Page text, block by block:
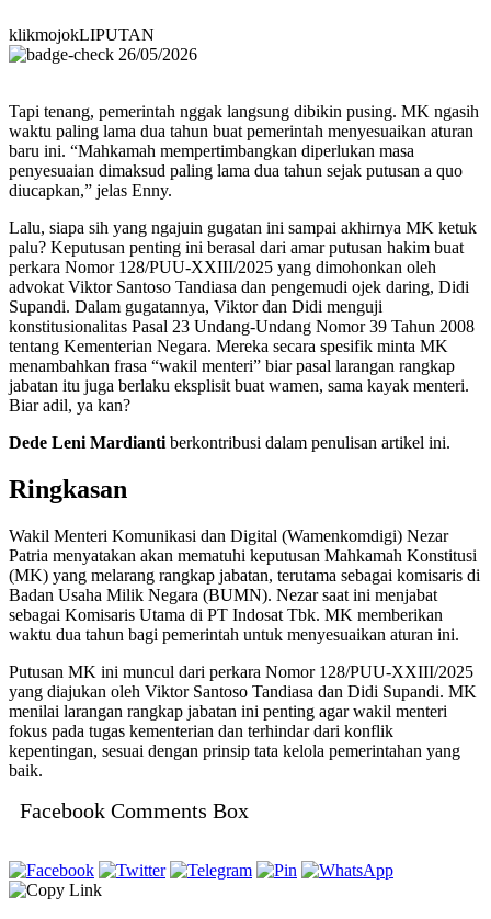
klikmojokLIPUTAN
26/05/2026
Tapi tenang, pemerintah nggak langsung dibikin pusing. MK ngasih
waktu paling lama dua tahun buat pemerintah menyesuaikan aturan
baru ini. “Mahkamah mempertimbangkan diperlukan masa
penyesuaian dimaksud paling lama dua tahun sejak putusan a quo
diucapkan,” jelas Enny.
Lalu, siapa sih yang ngajuin gugatan ini sampai akhirnya MK ketuk
palu? Keputusan penting ini berasal dari amar putusan hakim buat
perkara Nomor 128/PUU-XXIII/2025 yang dimohonkan oleh
advokat Viktor Santoso Tandiasa dan pengemudi ojek daring, Didi
Supandi. Dalam gugatannya, Viktor dan Didi menguji
konstitusionalitas Pasal 23 Undang-Undang Nomor 39 Tahun 2008
tentang Kementerian Negara. Mereka secara spesifik minta MK
menambahkan frasa “wakil menteri” biar pasal larangan rangkap
jabatan itu juga berlaku eksplisit buat wamen, sama kayak menteri.
Biar adil, ya kan?
Dede Leni Mardianti berkontribusi dalam penulisan artikel ini.
Ringkasan
Wakil Menteri Komunikasi dan Digital (Wamenkomdigi) Nezar
Patria menyatakan akan mematuhi keputusan Mahkamah Konstitusi
(MK) yang melarang rangkap jabatan, terutama sebagai komisaris di
Badan Usaha Milik Negara (BUMN). Nezar saat ini menjabat
sebagai Komisaris Utama di PT Indosat Tbk. MK memberikan
waktu dua tahun bagi pemerintah untuk menyesuaikan aturan ini.
Putusan MK ini muncul dari perkara Nomor 128/PUU-XXIII/2025
yang diajukan oleh Viktor Santoso Tandiasa dan Didi Supandi. MK
menilai larangan rangkap jabatan ini penting agar wakil menteri
fokus pada tugas kementerian dan terhindar dari konflik
kepentingan, sesuai dengan prinsip tata kelola pemerintahan yang
baik.
Facebook Comments Box